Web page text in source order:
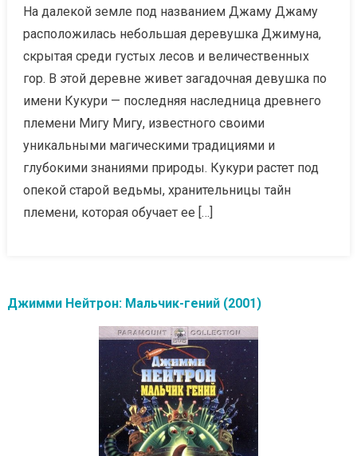
На далекой земле под названием Джаму Джаму
расположилась небольшая деревушка Джимуна,
скрытая среди густых лесов и величественных
гор. В этой деревне живет загадочная девушка по
имени Кукури — последняя наследница древнего
племени Мигу Мигу, известного своими
уникальными магическими традициями и
глубокими знаниями природы. Кукури растет под
опекой старой ведьмы, хранительницы тайн
племени, которая обучает ее […]
Джимми Нейтрон: Мальчик-гений (2001)